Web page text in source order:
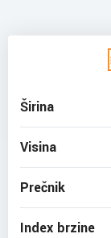
Širina
Visina
Prečnik
Index brzine